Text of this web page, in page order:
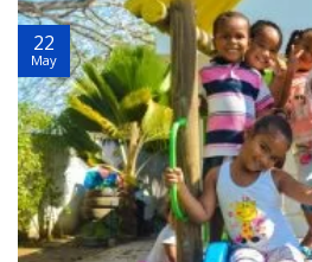
22
May